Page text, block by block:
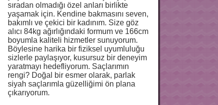
sıradan olmadığı özel anları birlikte
yaşamak için. Kendine bakmasını seven,
bakımlı ve çekici bir kadınım. Size göz
alıcı 84kg ağırlığındaki formum ve 166cm
boyumla kaliteli hizmetler sunuyorum.
Böylesine harika bir fiziksel uyumluluğu
sizlerle paylaşıyor, kusursuz bir deneyim
yaratmayı hedefliyorum. Saçlarımın
rengi? Doğal bir esmer olarak, parlak
siyah saçlarımla güzelliğimi ön plana
çıkarıyorum.